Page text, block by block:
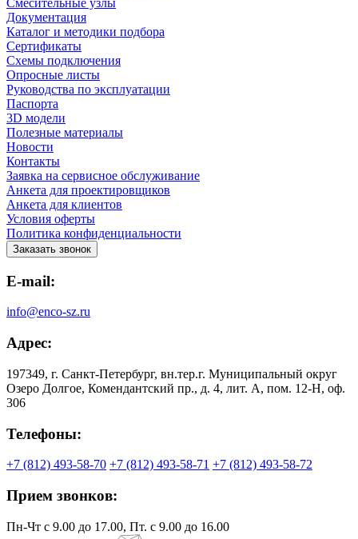
Смесительные узлы
Документация
Каталог и методики подбора
Сертификаты
Схемы подключения
Опросные листы
Руководства по эксплуатации
Паспорта
3D модели
Полезные материалы
Новости
Контакты
Заявка на сервисное обслуживание
Анкета для проектировщиков
Анкета для клиентов
Условия оферты
Политика конфиденциальности
Заказать звонок
E-mail:
info@enco-sz.ru
Адрес:
197349, г. Санкт-Петербург, вн.тер.г. Муниципальный округ
Озеро Долгое, Комендантский пр., д. 4, лит. А, пом. 12-Н, оф.
306
Телефоны:
+7 (812) 493-58-70 +7 (812) 493-58-71 +7 (812) 493-58-72
Прием звонков:
Пн-Чт с 9.00 до 17.00, Пт. с 9.00 до 16.00